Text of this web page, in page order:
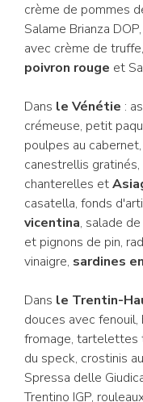
crème de pommes
Salame Brianza
avec crème de
poivron rouge et
Dans le Vénétie :
crémeuse, petit
poulpes au
canestrellis
chanterelles et
casatella, fonds
vicentina, salade
et pignons de pin,
vinaigre, sardines
Dans le Trentin-
douces avec
fromage, tartelettes
du speck, crostinis
Spressa delle
Trentino IGP,